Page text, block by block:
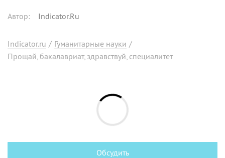
Автор: Indicator.Ru
Indicator.ru / Гуманитарные науки /
Прощай, бакалавриат, здравствуй, специалитет
Обсудить